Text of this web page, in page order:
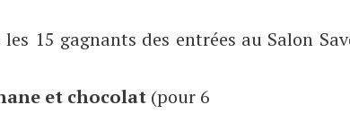
les 15 gagnants des entrées au Salon
et chocolat (pour 6